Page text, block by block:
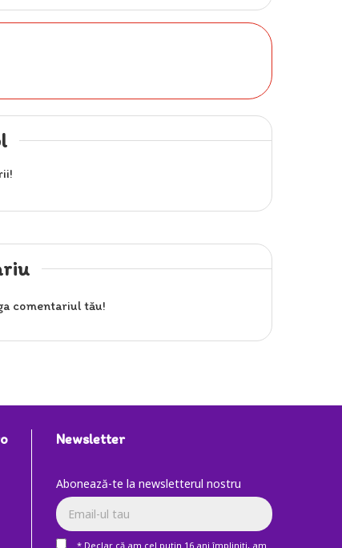
comentariul tău!
Newsletter
Abonează-te la newsletterul nostru
* Declar că am cel puţin 16 ani împliniţi, am